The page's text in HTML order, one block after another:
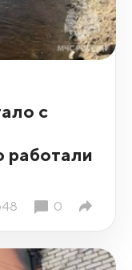
с
работали
0